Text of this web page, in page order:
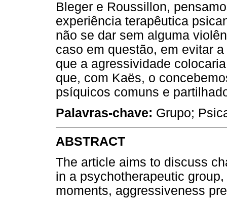
Bleger e Roussillon,
experiência terapêutica
não se dar sem alguma
caso em questão, em evitar
que a agressividade
que, com Kaës, o
psíquicos comuns e
Palavras-chave: Grupo;
ABSTRACT
The article aims to discuss
in a psychotherapeutic
moments, aggressiveness